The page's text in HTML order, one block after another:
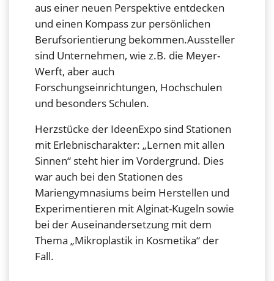
aus einer neuen Perspektive entdecken
und einen Kompass zur persönlichen
Berufsorientierung bekommen.Aussteller
sind Unternehmen, wie z.B. die Meyer-
Werft, aber auch
Forschungseinrichtungen, Hochschulen
und besonders Schulen.
Herzstücke der IdeenExpo sind Stationen
mit Erlebnischarakter: „Lernen mit allen
Sinnen“ steht hier im Vordergrund. Dies
war auch bei den Stationen des
Mariengymnasiums beim Herstellen und
Experimentieren mit Alginat-Kugeln sowie
bei der Auseinandersetzung mit dem
Thema „Mikroplastik in Kosmetika“ der
Fall.